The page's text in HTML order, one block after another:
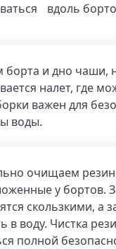
вдоль
борта и дно чаши,
налет, где
важен для
воды.
очищаем
у бортов.
скользкими, а
в воду. Чистка
полной